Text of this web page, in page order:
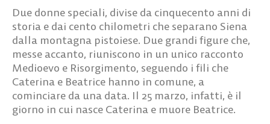
Due donne speciali, divise da cinquecento anni di
storia e dai cento chilometri che separano Siena
dalla montagna pistoiese. Due grandi figure che,
messe accanto, riuniscono in un unico racconto
Medioevo e Risorgimento, seguendo i fili che
Caterina e Beatrice hanno in comune, a
cominciare da una data. Il 25 marzo, infatti, è il
giorno in cui nasce Caterina e muore Beatrice.